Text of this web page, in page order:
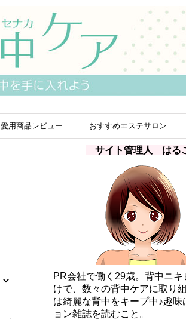
愛用商品レビュー おすすめエステサロン
サイト管理人 はる
PR会社で働く29歳。背中ニキ
けで、数々の背中ケアに取り
は綺麗な背中をキープ中♪趣味
ョン雑誌を読むこと。